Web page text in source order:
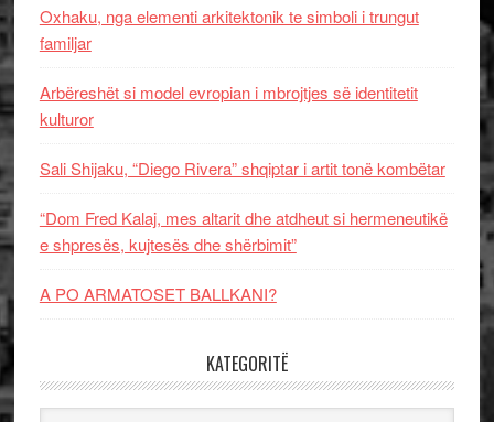
Oxhaku, nga elementi arkitektonik te simboli i trungut
familjar
Arbëreshët si model evropian i mbrojtjes së identitetit
kulturor
Sali Shijaku, “Diego Rivera” shqiptar i artit tonë kombëtar
“Dom Fred Kalaj, mes altarit dhe atdheut si hermeneutikë
e shpresës, kujtesës dhe shërbimit”
A PO ARMATOSET BALLKANI?
KATEGORITË